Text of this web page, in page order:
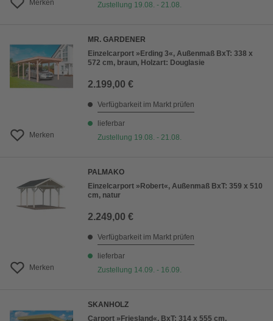
Merken Zustellung 19.08. - 21.08.
Merken
MR. GARDENER
Einzelcarport »Erding 3«, Außenmaß BxT: 338 x
572 cm, braun, Holzart: Douglasie
2.199,00 €
Verfügbarkeit im Markt prüfen
lieferbar
Zustellung 19.08. - 21.08.
Merken
PALMAKO
Einzelcarport »Robert«, Außenmaß BxT: 359 x 510
cm, natur
2.249,00 €
Verfügbarkeit im Markt prüfen
lieferbar
Zustellung 14.09. - 16.09.
SKANHOLZ
Carport »Friesland«, BxT: 314 x 555 cm,